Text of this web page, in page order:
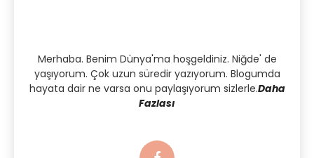
Merhaba. Benim Dünya'ma hoşgeldiniz. Niğde' de
yaşıyorum. Çok uzun süredir yazıyorum. Blogumda
hayata dair ne varsa onu paylaşıyorum sizlerle.Daha
Fazlası